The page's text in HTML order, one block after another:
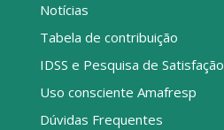
Notícias
Tabela de contribuição
IDSS e Pesquisa de Satisfação
Uso consciente Amafresp
Dúvidas Frequentes